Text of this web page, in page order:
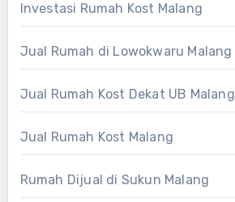
Investasi Rumah Kost Malang
Jual Rumah di Lowokwaru Malang
Jual Rumah Kost Dekat UB Malang
Jual Rumah Kost Malang
Rumah Dijual di Sukun Malang